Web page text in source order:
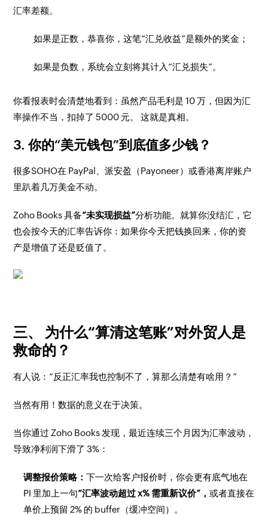
汇率差额。
如果是正数，恭喜你，这笔“汇兑收益”是额外的奖金；
如果是负数，系统会立刻将其计入“汇兑损失”。
你看报表时会清楚地看到：虽然产品毛利是 10 万，但因为汇
率操作不当，扣掉了 5000 元。 这就是真相。
3. 你的“美元钱包”到底值多少钱？
很多SOHO在 PayPal、派安盈（Payoneer）或香港离岸账户
里趴着几万美金不动。
Zoho Books 具备“未实现损益”分析功能。就算你没结汇，它
也会按今天的汇率告诉你：如果你今天把钱换回来，你的资
产是增值了还是贬值了。
三、 为什么“算清这笔账”对外贸人是
救命的？
有人说：“反正汇率我也控制不了，算那么清楚有啥用？”
当然有用！数据的意义在于决策。
当你通过 Zoho Books 发现，最近连续三个月因为汇率波动，
导致净利润下滑了 3%：
调整报价策略：下一次给客户报价时，你会更有底气地在
PI 里加上一句“汇率波动超过 x% 需重新议价”，或者直接在
单价上预留 2% 的 buffer（缓冲空间）。